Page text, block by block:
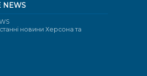
NEWS
новини Херсона та